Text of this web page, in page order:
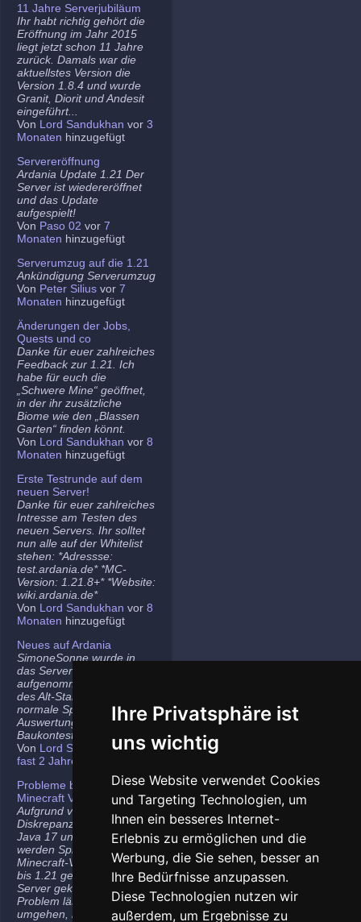
Ihre Privatsphäre ist
uns wichtig
Diese Website verwendet Cookies
und Targeting Technologien, um
Ihnen ein besseres Internet-
Erlebnis zu ermöglichen und die
Werbung, die Sie sehen, besser an
Ihre Bedürfnisse anzupassen.
Diese Technologien nutzen wir
außerdem, um Ergebnisse zu
11 Jahre Serverjubiläum
Ihr habt richtig gehört die
Eröffnung im Jahr 2015
liegt jetzt schon 11 Jahre
zurück. Damals war die
aktuellstes Version die
Version 1.8.4 und wurde
Granit, Diorit und Andesit
eingeführt...
Von Lord Sandukhan vor 3
Monaten hinzugefügt
Servereröffnung
Ardania Update 1.21 Der
Server ist wiedereröffnet
und das Update
aufgespielt!
Von Paso 02 vor 7
Monaten hinzugefügt
Serverumzug auf die 1.21
Ankündigung Serverumzug
Von Peter Silius vor 7
Monaten hinzugefügt
Änderungen der Jobs,
Quests und co
Danke für euer zahlreiches
Feedback zur 1.21. Ich
habe für euch die
„Schwere Mine“ geöffnet,
in der ihr zusätzliche
Biome wie den „Blassen
Garten“ finden könnt.
Von Lord Sandukhan vor 8
Monaten hinzugefügt
Erste Testrunde auf dem
neuen Server!
Danke für euer zahlreiches
Intresse am Testen des
neuen Servers. Ihr solltet
nun alle auf der Whitelist
stehen: *Adressse:
test.ardania.de* *MC-
Version: 1.21.8+* *Website:
wiki.ardania.de*
Von Lord Sandukhan vor 8
Monaten hinzugefügt
Neues auf Ardania
SimoneSonne wurde in
das Server-Team
aufgenommen, Freigabe
des Alt-Stammi Ranges für
normale Spieler,
Auswertung des letzten
Baukontest.
Von Lord Sandukhanvor
fast 2 Jahren
Probleme bei neueren
Minecraft Versionen
Aufgrund von
Diskrepanzen zwischen
Java 17 und Java 21
werden Spieler auf den
Minecraft-Versionen 1.20.5
bis 1.21 gelegentlich vom
Server gekickt. Das
Problem lässt sich
umgehen, indem ihr die